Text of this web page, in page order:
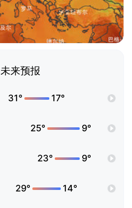
未来预报
31° 17°
25° 9°
23° 9°
29° 14°